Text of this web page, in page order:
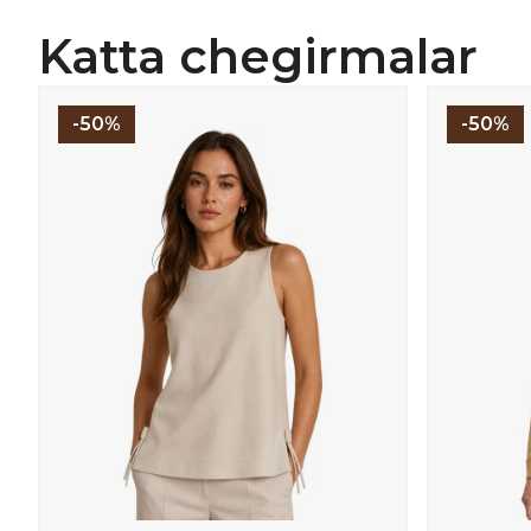
Katta chegirmalar
-50% -50%